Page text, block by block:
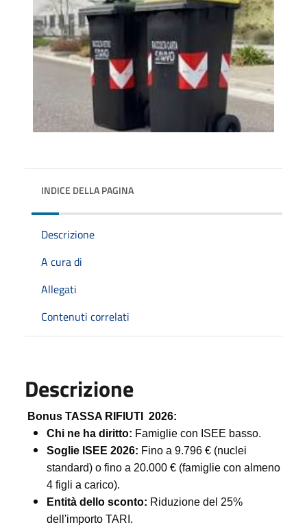
INDICE DELLA PAGINA
Descrizione
A cura di
Allegati
Contenuti correlati
Descrizione
Bonus TASSA RIFIUTI 2026:
Chi ne ha diritto: Famiglie con ISEE basso.
Soglie ISEE 2026: Fino a 9.796 € (nuclei
standard) o fino a 20.000 € (famiglie con almeno
4 figli a carico).
Entità dello sconto: Riduzione del 25%
dell'importo TARI.